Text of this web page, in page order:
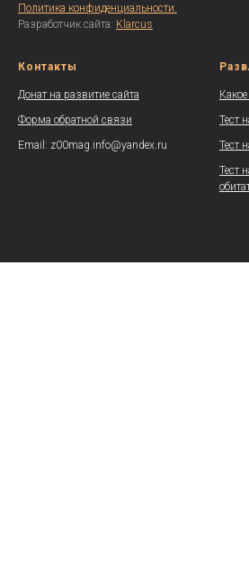
Политика конфиденциальности.
Разработчик сайта: Klarcus
Контакты
Донат на развитие сайта
Форма обратной связи
Email: z00mag.info@yandex.ru
Тест
Тест
Тест